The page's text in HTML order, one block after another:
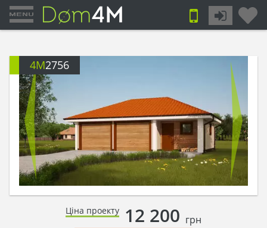
4M2756
Ціна проекту 12 200 грн